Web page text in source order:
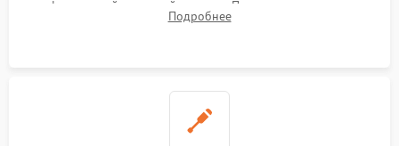
инфракрасной паяльной станции. Прошивка микросхемы
BIOS или замена поврежденных портов USB
Подробнее